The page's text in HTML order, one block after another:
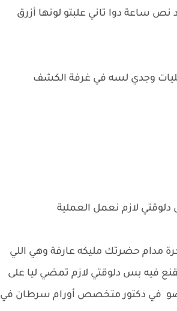
ساعة دوا تاني علبتو لونها أزرق
وجدي لسه في غرفة الكشف
دلوقتي لازم نعمل العملية
مدام حضرتك مليكه عارفة وهي اللي
فيه بس دلوقتي لازم تمضي ليا على
في دكتور متخصص أورام سرطان في